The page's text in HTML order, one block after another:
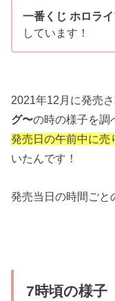
一番くじ ホロラ
しています！
2021年12月に発売
グ〜の時の様子を調
発売日の午前中に売
いたんです！
発売当日の時間ごと
7時頃の様子